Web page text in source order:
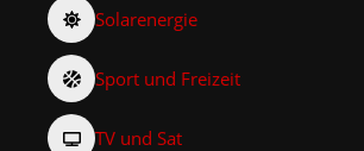
Solarenergie
Sport und Freizeit
TV und Sat